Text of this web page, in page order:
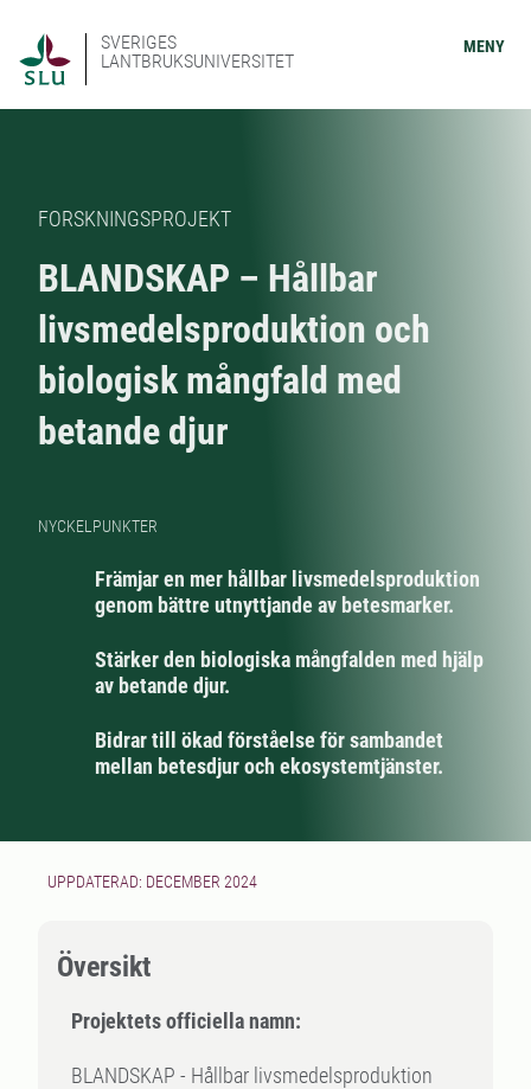
SVERIGES
LANTBRUKSUNIVERSITET
MENY
FORSKNINGSPROJEKT
BLANDSKAP – Hållbar
livsmedelsproduktion och
biologisk mångfald med
betande djur
NYCKELPUNKTER
Främjar en mer hållbar livsmedelsproduktion
genom bättre utnyttjande av betesmarker.
Stärker den biologiska mångfalden med hjälp
av betande djur.
Bidrar till ökad förståelse för sambandet
mellan betesdjur och ekosystemtjänster.
UPPDATERAD: DECEMBER 2024
Översikt
Projektets officiella namn:
BLANDSKAP - Hållbar livsmedelsproduktion